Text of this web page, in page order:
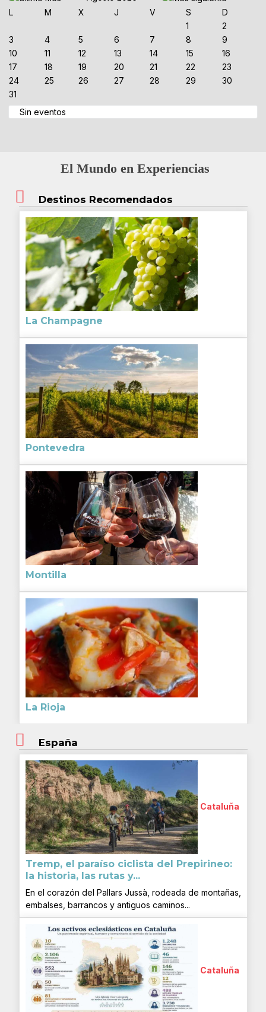
L
M X J V S
D
1
2
3
4 5 6 7 8
9
10
11 12 13 14 15
16
17
18 19 20 21 22
23
24
25 26 27 28 29
30
31
Sin eventos
El Mundo en Experiencias
Destinos Recomendados
La Champagne
Pontevedra
Montilla
La Rioja
España
Cataluña
Tremp, el paraíso ciclista del Prepirineo:
la historia, las rutas y...
En el corazón del Pallars Jussà, rodeada de montañas,
embalses, barrancos y antiguos caminos...
Cataluña